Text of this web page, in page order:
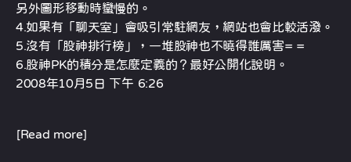
另外圖形移動時蠻慢的。
4.如果有「聊天室」會吸引常駐網友，網站也會比較活潑。
5.沒有「股神排行榜」，一堆股神也不曉得誰厲害= =
6.股神PK的積分是怎麼定義的？最好公開化說明。
2008年10月5日 下午 6:26
[Read more]